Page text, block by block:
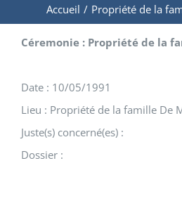
Accueil / Propriété de la
Céremonie : Propriété de la
Date : 10/05/1991
Lieu : Propriété de la famille De
Juste(s) concerné(es) :
Dossier :